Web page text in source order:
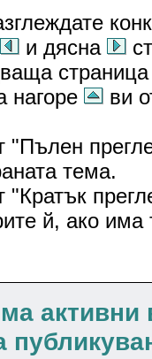
и дясна
нагоре
ви
"Пълен
тема.
"Кратък
й, ако има
активни